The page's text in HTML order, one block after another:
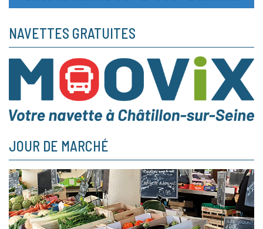
NAVETTES GRATUITES
JOUR DE MARCHÉ